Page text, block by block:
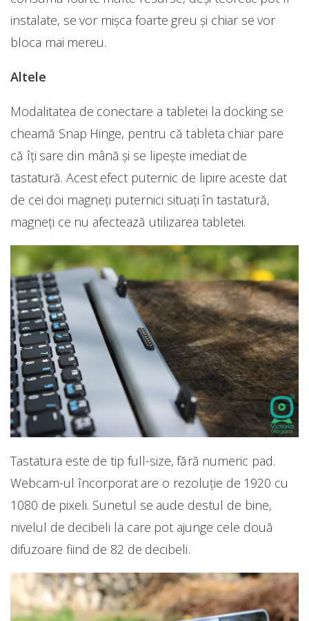
instalate, se vor mișca foarte greu și chiar se vor
bloca mai mereu.
Altele
Modalitatea de conectare a tabletei la docking se
cheamă Snap Hinge, pentru că tableta chiar pare
că îți sare din mână și se lipește imediat de
tastatură. Acest efect puternic de lipire aceste dat
de cei doi magneți puternici situați în tastatură,
magneți ce nu afectează utilizarea tabletei.
Tastatura este de tip full-size, fără numeric pad.
Webcam-ul încorporat are o rezoluție de 1920 cu
1080 de pixeli. Sunetul se aude destul de bine,
nivelul de decibeli la care pot ajunge cele două
difuzoare fiind de 82 de decibeli.